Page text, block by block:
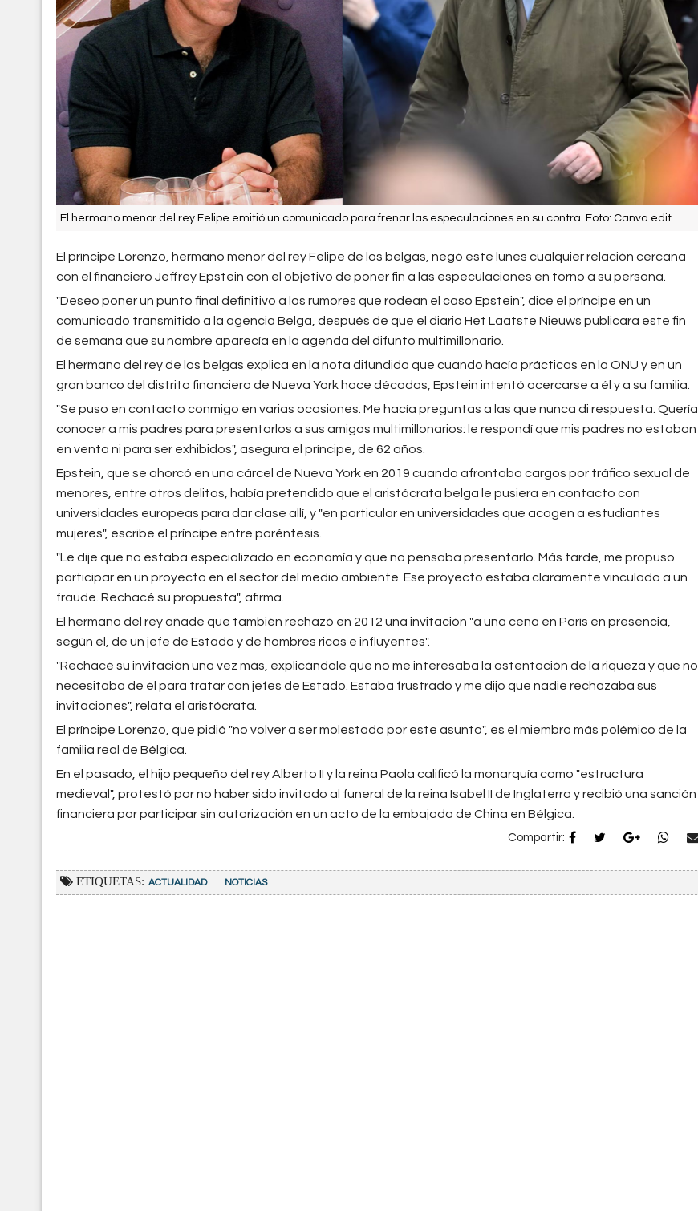
El hermano menor del rey Felipe emitió un comunicado para frenar las especulaciones en su contra. Foto: Canva edit
El príncipe Lorenzo, hermano menor del rey Felipe de los belgas, negó este lunes cualquier relación cercana
con el financiero Jeffrey Epstein con el objetivo de poner fin a las especulaciones en torno a su persona.
"Deseo poner un punto final definitivo a los rumores que rodean el caso Epstein", dice el príncipe en un
comunicado transmitido a la agencia Belga, después de que el diario Het Laatste Nieuws publicara este fin
de semana que su nombre aparecía en la agenda del difunto multimillonario.
El hermano del rey de los belgas explica en la nota difundida que cuando hacía prácticas en la ONU y en un
gran banco del distrito financiero de Nueva York hace décadas, Epstein intentó acercarse a él y a su familia.
"Se puso en contacto conmigo en varias ocasiones. Me hacía preguntas a las que nunca di respuesta. Quería
conocer a mis padres para presentarlos a sus amigos multimillonarios: le respondí que mis padres no estaban
en venta ni para ser exhibidos", asegura el príncipe, de 62 años.
Epstein, que se ahorcó en una cárcel de Nueva York en 2019 cuando afrontaba cargos por tráfico sexual de
menores, entre otros delitos, había pretendido que el aristócrata belga le pusiera en contacto con
universidades europeas para dar clase allí, y "en particular en universidades que acogen a estudiantes
mujeres", escribe el príncipe entre paréntesis.
"Le dije que no estaba especializado en economía y que no pensaba presentarlo. Más tarde, me propuso
participar en un proyecto en el sector del medio ambiente. Ese proyecto estaba claramente vinculado a un
fraude. Rechacé su propuesta", afirma.
El hermano del rey añade que también rechazó en 2012 una invitación "a una cena en París en presencia,
según él, de un jefe de Estado y de hombres ricos e influyentes".
"Rechacé su invitación una vez más, explicándole que no me interesaba la ostentación de la riqueza y que no
necesitaba de él para tratar con jefes de Estado. Estaba frustrado y me dijo que nadie rechazaba sus
invitaciones", relata el aristócrata.
El príncipe Lorenzo, que pidió "no volver a ser molestado por este asunto", es el miembro más polémico de la
familia real de Bélgica.
En el pasado, el hijo pequeño del rey Alberto II y la reina Paola calificó la monarquía como "estructura
medieval", protestó por no haber sido invitado al funeral de la reina Isabel II de Inglaterra y recibió una sanción
financiera por participar sin autorización en un acto de la embajada de China en Bélgica.
Compartir:
ETIQUETAS: ACTUALIDAD NOTICIAS